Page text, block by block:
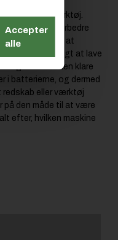
gælder også værktøj.
digitale til at forbedre
via vores app at
er det muligt at lave
Og så er der den klare
batterierne, og dermed
eller værktøj
på den måde til at være
efter, hvilken maskine
Accepter
alle